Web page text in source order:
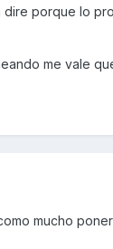
porque lo
me vale
mucho